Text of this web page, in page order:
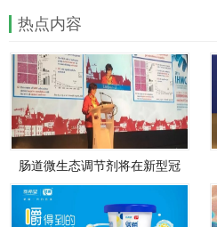
热点内容
肠道微生态调节剂将在新型冠